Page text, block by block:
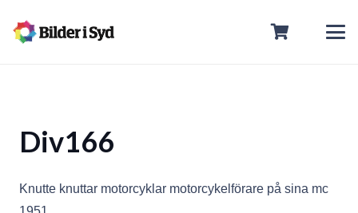
Div166
Knutte knuttar motorcyklar motorcykelförare på sina mc